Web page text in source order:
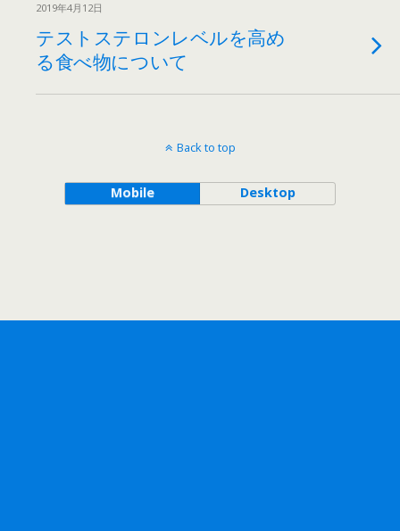
2019年4月12日
テストステロンレベルを高め
る食べ物について
Back to top
Mobile Desktop